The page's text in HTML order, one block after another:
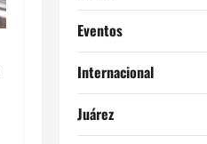
Eventos
Internacional
Juárez